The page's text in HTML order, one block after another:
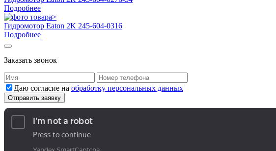
Подробнее
Гидромотор Eaton 2K 245-604-0316
Подробнее
Заказать звонок
Даю согласие на обработку персональных данных